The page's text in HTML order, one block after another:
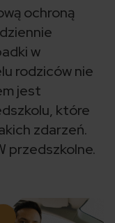
ochroną
w
rodziców nie
jest
które
zdarzeń.
przedszkolne.